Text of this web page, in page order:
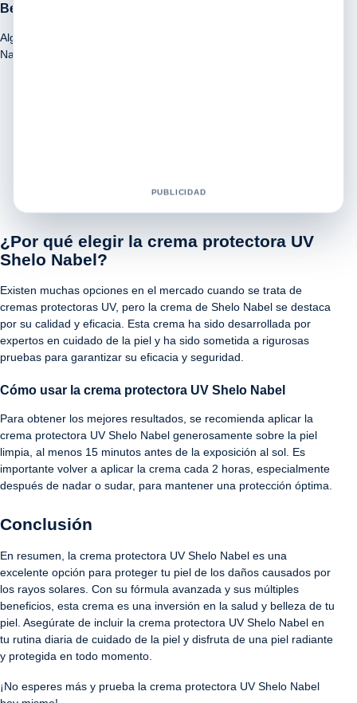
Beneficios de la crema protectora UV Shelo Nabel
Algunos de los beneficios clave de la crema protectora UV Shelo
Nabel incluyen:
¿Por qué elegir la crema protectora UV
Shelo Nabel?
Existen muchas opciones en el mercado cuando se trata de
cremas protectoras UV, pero la crema de Shelo Nabel se destaca
por su calidad y eficacia. Esta crema ha sido desarrollada por
expertos en cuidado de la piel y ha sido sometida a rigurosas
pruebas para garantizar su eficacia y seguridad.
Cómo usar la crema protectora UV Shelo Nabel
Para obtener los mejores resultados, se recomienda aplicar la
crema protectora UV Shelo Nabel generosamente sobre la piel
limpia, al menos 15 minutos antes de la exposición al sol. Es
importante volver a aplicar la crema cada 2 horas, especialmente
después de nadar o sudar, para mantener una protección óptima.
Conclusión
En resumen, la crema protectora UV Shelo Nabel es una
excelente opción para proteger tu piel de los daños causados por
los rayos solares. Con su fórmula avanzada y sus múltiples
beneficios, esta crema es una inversión en la salud y belleza de tu
piel. Asegúrate de incluir la crema protectora UV Shelo Nabel en
tu rutina diaria de cuidado de la piel y disfruta de una piel radiante
y protegida en todo momento.
¡No esperes más y prueba la crema protectora UV Shelo Nabel
PUBLICIDAD